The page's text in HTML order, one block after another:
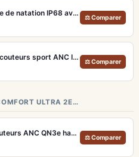
Mojawa Run Plus – Casque de natation IP68 avec MP3 32 Go et basses renforcées
⚖ Comparer
JBL Endurance Race 2 – Écouteurs sport ANC IP68 avec maintien TwistLock
⚖ Comparer
ULTRA 2E…
Sony WF-1000XM6 – Écouteurs ANC QN3e haute fidélité
⚖ Comparer